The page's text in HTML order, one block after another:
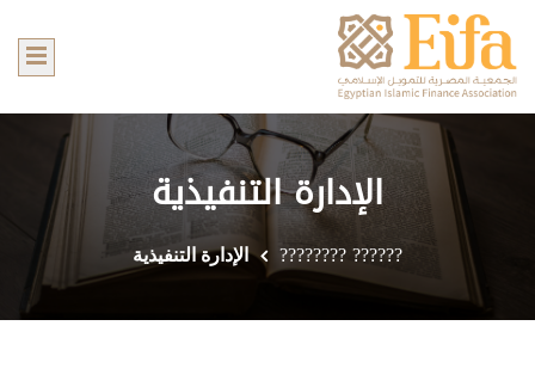
الإدارة التنفيذية
?????? ???????? الإدارة التنفيذية